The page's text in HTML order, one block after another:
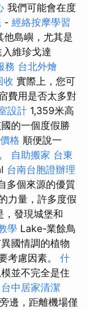
我們可能會在度
- 經絡按摩學習
他島嶼，尤其是
維珍戈達
務 台北外燴
收 實際上，您可
費用是否太多對
設計 1,359米高
的一個度假勝
格 順便說一
自助搬家 台東
台南台胞證辦理
多個來源的優質
力量，許多度假
，發現城堡和
學 Lake-業餘鳥
國情調的植物
考慮因素。 什
並不完全是住
台中居家清潔
邊，距離機場僅